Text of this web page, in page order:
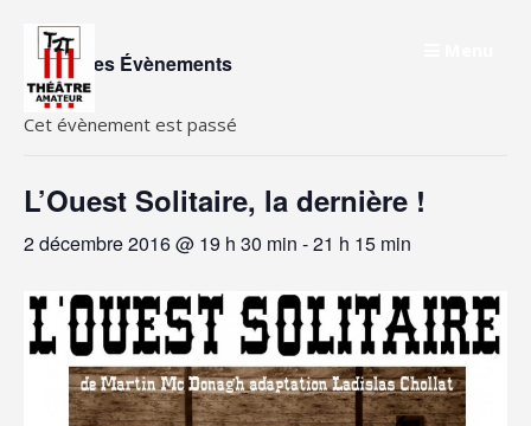
content
« Tous les Évènements
Cet évènement est passé
L’Ouest Solitaire, la dernière !
2 décembre 2016 @ 19 h 30 min -21 h 15 min